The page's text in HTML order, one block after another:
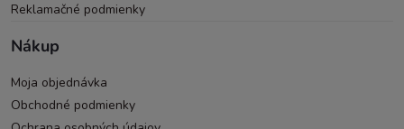
Reklamačné podmienky
Nákup
Moja objednávka
Obchodné podmienky